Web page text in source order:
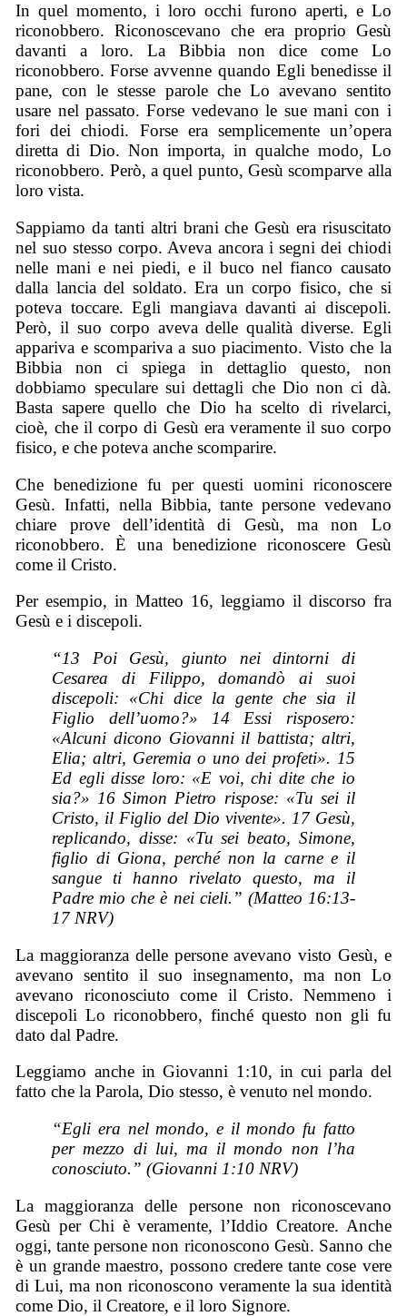
In quel momento, i loro occhi furono aperti, e Lo
riconobbero. Riconoscevano che era proprio Gesù
davanti a loro. La Bibbia non dice come Lo
riconobbero. Forse avvenne quando Egli benedisse il
pane, con le stesse parole che Lo avevano sentito
usare nel passato. Forse vedevano le sue mani con i
fori dei chiodi. Forse era semplicemente un’opera
diretta di Dio. Non importa, in qualche modo, Lo
riconobbero. Però, a quel punto, Gesù scomparve alla
loro vista.
Sappiamo da tanti altri brani che Gesù era risuscitato
nel suo stesso corpo. Aveva ancora i segni dei chiodi
nelle mani e nei piedi, e il buco nel fianco causato
dalla lancia del soldato. Era un corpo fisico, che si
poteva toccare. Egli mangiava davanti ai discepoli.
Però, il suo corpo aveva delle qualità diverse. Egli
appariva e scompariva a suo piacimento. Visto che la
Bibbia non ci spiega in dettaglio questo, non
dobbiamo speculare sui dettagli che Dio non ci dà.
Basta sapere quello che Dio ha scelto di rivelarci,
cioè, che il corpo di Gesù era veramente il suo corpo
fisico, e che poteva anche scomparire.
Che benedizione fu per questi uomini riconoscere
Gesù. Infatti, nella Bibbia, tante persone vedevano
chiare prove dell’identità di Gesù, ma non Lo
riconobbero. È una benedizione riconoscere Gesù
come il Cristo.
Per esempio, in Matteo 16, leggiamo il discorso fra
Gesù e i discepoli.
“13 Poi Gesù, giunto nei dintorni di
Cesarea di Filippo, domandò ai suoi
discepoli: «Chi dice la gente che sia il
Figlio dell’uomo?» 14 Essi risposero:
«Alcuni dicono Giovanni il battista; altri,
Elia; altri, Geremia o uno dei profeti». 15
Ed egli disse loro: «E voi, chi dite che io
sia?» 16 Simon Pietro rispose: «Tu sei il
Cristo, il Figlio del Dio vivente». 17 Gesù,
replicando, disse: «Tu sei beato, Simone,
figlio di Giona, perché non la carne e il
sangue ti hanno rivelato questo, ma il
Padre mio che è nei cieli.” (Matteo 16:13-
17 NRV)
La maggioranza delle persone avevano visto Gesù, e
avevano sentito il suo insegnamento, ma non Lo
avevano riconosciuto come il Cristo. Nemmeno i
discepoli Lo riconobbero, finché questo non gli fu
dato dal Padre.
Leggiamo anche in Giovanni 1:10, in cui parla del
fatto che la Parola, Dio stesso, è venuto nel mondo.
“Egli era nel mondo, e il mondo fu fatto
per mezzo di lui, ma il mondo non l’ha
conosciuto.” (Giovanni 1:10 NRV)
La maggioranza delle persone non riconoscevano
Gesù per Chi è veramente, l’Iddio Creatore. Anche
oggi, tante persone non riconoscono Gesù. Sanno che
è un grande maestro, possono credere tante cose vere
di Lui, ma non riconoscono veramente la sua identità
come Dio, il Creatore, e il loro Signore.